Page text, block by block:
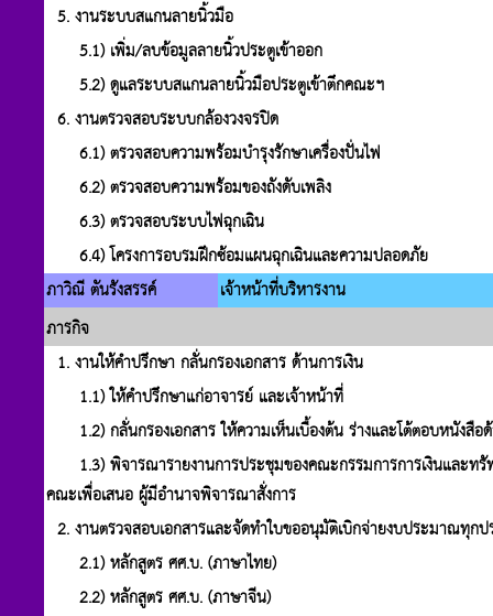
5. งานระบบสแกนลายนิ้วมือ
5.1) เพิ่ม/ลบข้อมูลลายนิ้วประตูเข้าออก
5.2) ดูแลระบบสแกนลายนิ้วมือประตูเข้าตึกคณะฯ
6. งานตรวจสอบระบบกล้องวงจรปิด
6.1) ตรวจสอบความพร้อมบำรุงรักษาเครื่องปั่นไฟ
6.2) ตรวจสอบความพร้อมของถังดับเพลิง
6.3) ตรวจสอบระบบไฟฉุกเฉิน
6.4) โครงการอบรมฝึกซ้อมแผนฉุกเฉินและความปลอดภัย
ภาวิณี ตันรังสรรค์
เจ้าหน้าที่บริหารงาน
ภารกิจ
1. งานให้คำปรึกษา กลั่นกรองเอกสาร ด้านการเงิน
1.1) ให้คำปรึกษาแก่อาจารย์ และเจ้าหน้าที่
1.2) กลั่นกรองเอกสาร ให้ความเห็นเบื้องต้น ร่างและโต้ตอบหนังสื
1.3) พิจารณารายงานการประชุมของคณะกรรมการการเงินและทรั
คณะเพื่อเสนอ ผู้มีอำนาจพิจารณาสั่งการ
2. งานตรวจสอบเอกสารและจัดทำใบขออนุมัติเบิกจ่ายงบประมาณทุก
2.1) หลักสูตร ศศ.บ. (ภาษาไทย)
2.2) หลักสูตร ศศ.บ. (ภาษาจีน)